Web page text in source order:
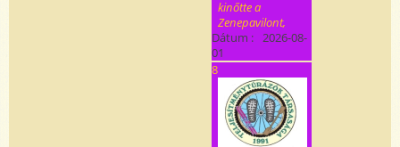
kinőtte a
Zenepavilont,
Dátum : 2026-08-
01
8